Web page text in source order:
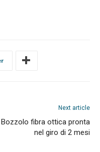
Next article
fibra ottica pronta
nel giro di 2 mesi